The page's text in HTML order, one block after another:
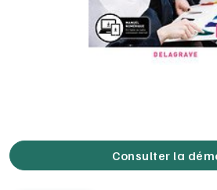
Consulter la